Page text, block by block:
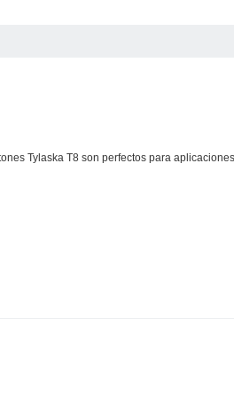
Tylaska T8 son perfectos para